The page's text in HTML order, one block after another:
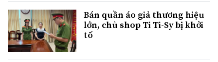
Bán quần áo giả thương hiệu
lớn, chủ shop Ti Ti-Sy bị khởi
tố